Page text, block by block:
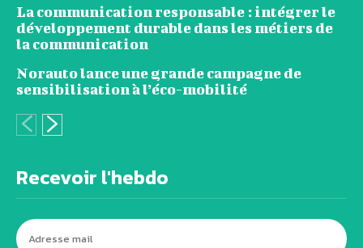
La communication responsable : intégrer le
développement durable dans les métiers de
la communication
Norauto lance une grande campagne de
sensibilisation à l’éco-mobilité
Recevoir l'hebdo